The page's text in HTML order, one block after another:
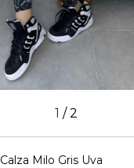
1 /2
Calza Milo Gris Uva